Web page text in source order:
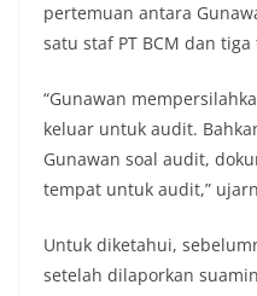
pertemuan antara
satu staf PT BCM dan
“Gunawan
keluar untuk audit.
Gunawan soal audit,
tempat untuk audit,”
Untuk diketahui,
setelah dilaporkan